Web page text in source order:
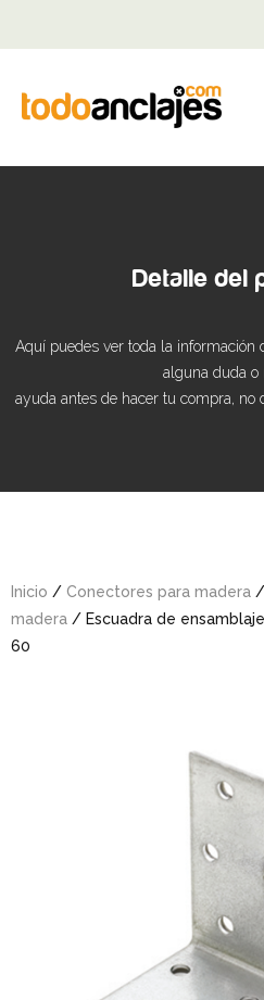
Detalle del
Aquí puedes ver toda la información
alguna duda o
ayuda antes de hacer tu compra, no
Inicio / Conectores para madera /
madera / Escuadra de
60